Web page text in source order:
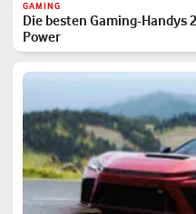
GAMING
Die besten Gaming-Handys
Power